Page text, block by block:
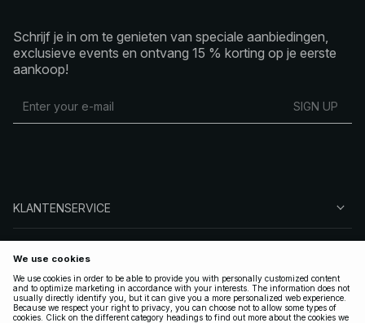
Schrijf je in om te genieten van speciale aanbiedingen,
exclusieve events en ontvang 15 % korting op je eerste
aankoop!
SIGN UP
KLANTENSERVICE
VOLG ONS